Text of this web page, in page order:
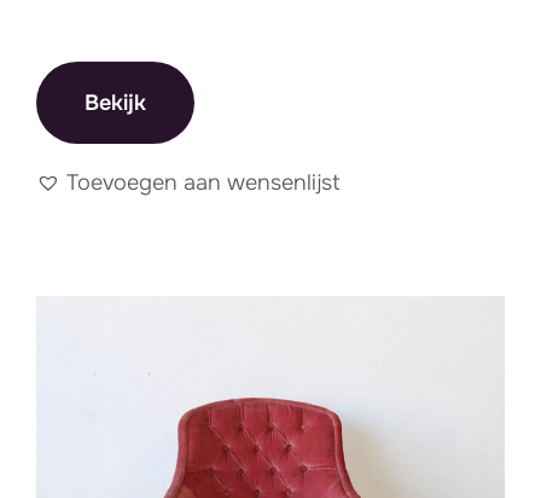
Bekijk
Toevoegen aan wensenlijst